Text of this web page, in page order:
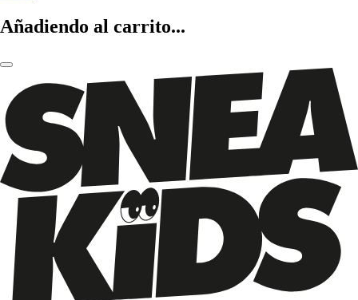
Añadiendo al carrito...